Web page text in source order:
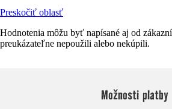
Preskočiť oblasť
Hodnotenia môžu byť napísané aj od
preukázateľne nepoužili alebo nekúpili.
Možnosti platby